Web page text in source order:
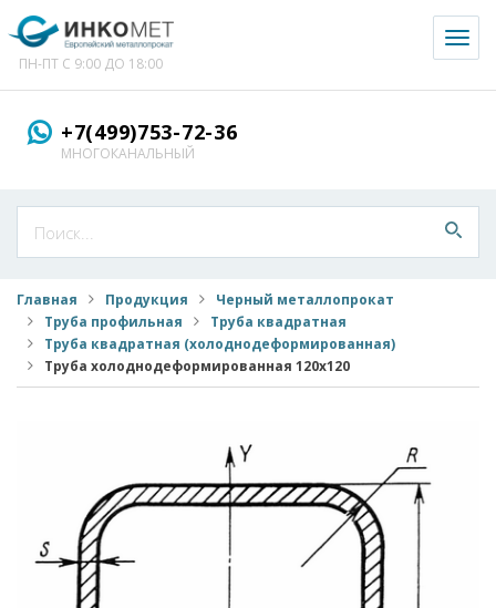
ПН-ПТ С 9:00 ДО 18:00
+7(499)753-72-36
МНОГОКАНАЛЬНЫЙ
Главная Продукция
Черный металлопрокат
Труба профильная
Труба квадратная
Труба квадратная (холоднодеформированная)
Труба холоднодеформированная 120x120